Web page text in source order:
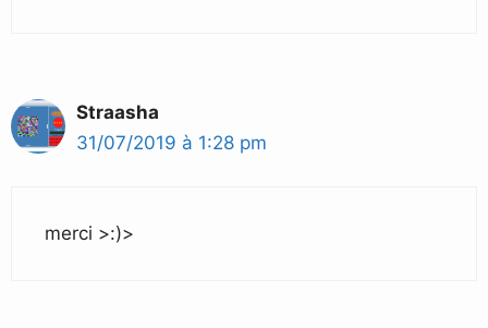
Straasha
31/07/2019 à 1:28 pm
merci >:)>